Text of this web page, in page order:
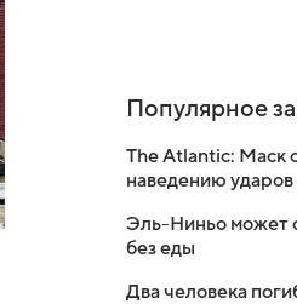
Популярное за
The Atlantic: Маск
наведению
Эль-Ниньо может
без еды
Два человека